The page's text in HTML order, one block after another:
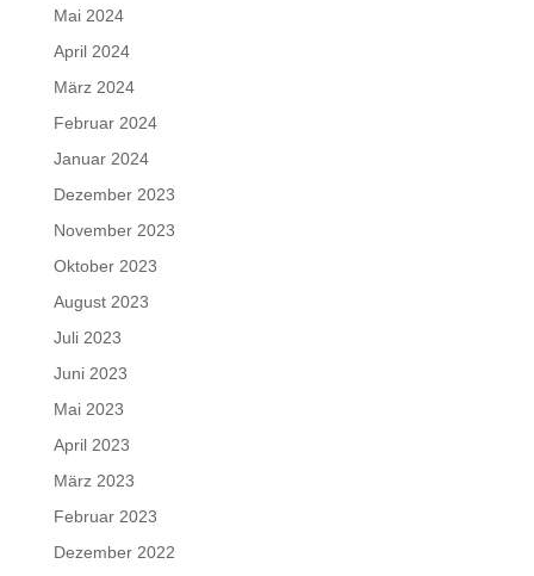
Mai 2024
April 2024
März 2024
Februar 2024
Januar 2024
Dezember 2023
November 2023
Oktober 2023
August 2023
Juli 2023
Juni 2023
Mai 2023
April 2023
März 2023
Februar 2023
Dezember 2022